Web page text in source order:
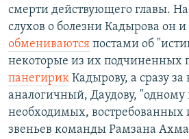
смерти действующего главы.
слухов о болезни Кадырова он и
обмениваются постами об
некоторые из их подчиненных
панегирик Кадырову, а сразу
аналогичный, Даудову,
необходимых, востребованных
звеньев команды Рамзана